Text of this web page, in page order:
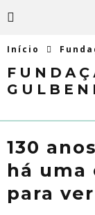
Início
130
há uma
para